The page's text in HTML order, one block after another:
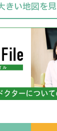
きい地図を